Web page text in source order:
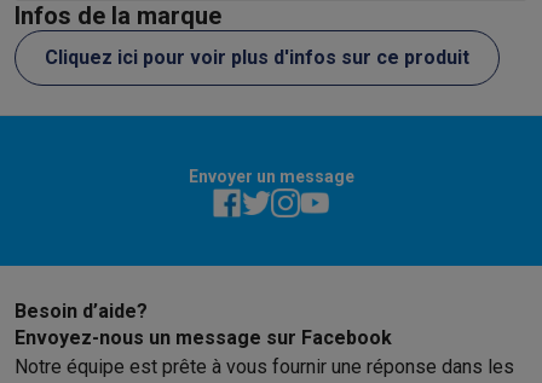
Infos de la marque
Cliquez ici pour voir plus d'infos sur ce produit
Envoyer un message
Besoin d’aide?
Envoyez-nous un message sur Facebook
Notre équipe est prête à vous fournir une réponse dans les